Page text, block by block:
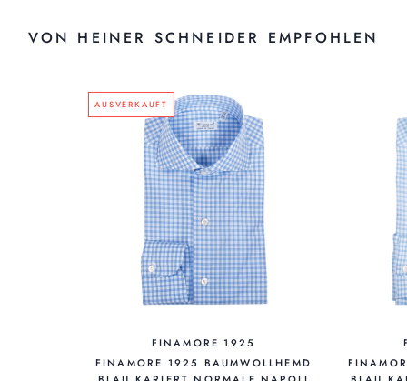
VON HEINER SCHNEIDER EMPFOHLEN
AUSVERKAUFT
FINAMORE 1925
FINAMORE 1925 BAUMWOLLHEMD